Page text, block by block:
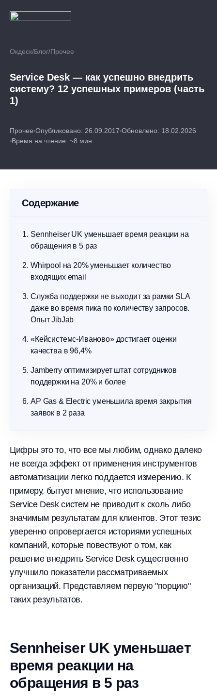
Окдеск/Блог/Прочее
Service Desk — как успешно внедрить
систему? 12 успешных примеров (часть
1)
Прочее Опубликовано: 26.09.2017 Обновлено: 18.02.2026
Время на чтение: ~8 мин.
Содержание
Sennheiser UK уменьшает время реакции на
обращения в 5 раз
Whirpool на 20% уменьшает количество
входящих email
Служба поддержки не выходит за рамки SLA
даже во время пика по количеству запросов.
Опыт JibJab
«Кейсистемс-Иваново» достигает оценки
качества в 96,4%
Jamberry оптимизирует штат сотрудников
поддержки на 20% и более
AP Gas & Electric уменьшила время закрытия
заявок в 2 раза
Цифры это то, что все мы любим, однако далеко
не всегда эффект от применения инструментов
автоматизации легко поддается измерению. К
примеру, бытует мнение, что использование
Service Desk систем не приводит к сколь либо
значимым результатам для клиентов. Этот тезис
уверенно опровергается историями успешных
компаний, которые повествуют о том, как
решение внедрить Service Desk существенно
улучшило показатели рассматриваемых
организаций. Представляем первую "порцию"
таких результатов.
Sennheiser UK уменьшает
время реакции на
обращения в 5 раз